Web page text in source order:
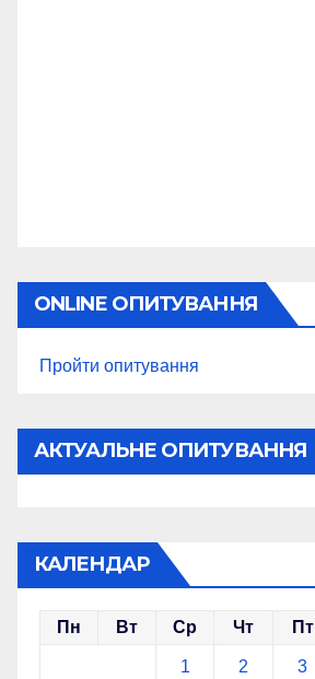
ONLINE ОПИТУВАННЯ
Пройти опитування
АКТУАЛЬНЕ ОПИТУВАННЯ
КАЛЕНДАР
Пн Вт Ср Чт Пт
1 2 3